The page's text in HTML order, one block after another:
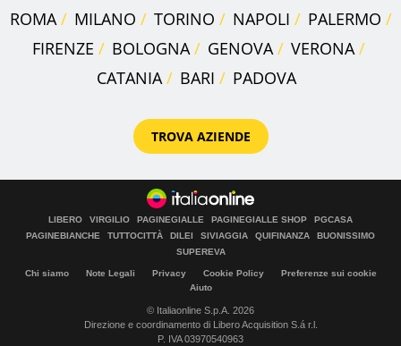
ROMA MILANO TORINO NAPOLI
PALERMO
FIRENZE
BOLOGNA GENOVA
VERONA
CATANIA
BARI PADOVA
TROVA AZIENDE
LIBERO VIRGILIO PAGINEGIALLE PAGINEGIALLE SHOP
PGCASA
PAGINEBIANCHE
TUTTOCITTÀ DILEI SIVIAGGIA QUIFINANZA
BUONISSIMO
SUPEREVA
Chi siamo Note Legali Privacy Cookie Policy
Preferenze sui cookie
Aiuto
© Italiaonline S.p.A. 2026
Direzione e coordinamento di Libero Acquisition S.á r.l.
P. IVA 03970540963